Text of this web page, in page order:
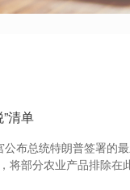
清单
布总统特朗普签署的
将部分农业产品排除在